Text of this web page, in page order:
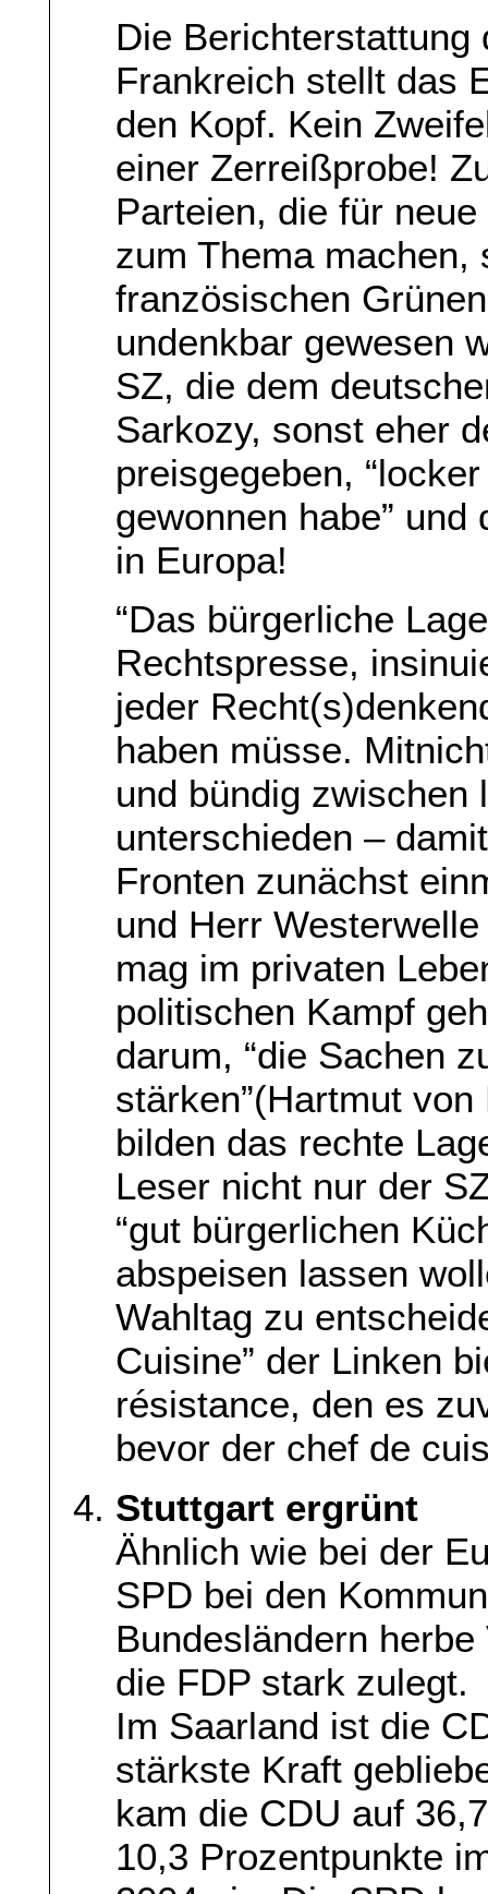
Die
Frankreich stellt das
den Kopf. Kein
einer Zerreißprobe!
Parteien, die für
zum Thema machen,
französischen
undenkbar gewesen
SZ, die dem
Sarkozy, sonst eher
preisgegeben,
gewonnen habe” und
in Europa!
“Das bürgerliche
Rechtspresse,
jeder
haben müsse.
und bündig zwischen
unterschieden –
Fronten zunächst
und Herr
mag im privaten
politischen Kampf
darum, “die Sachen
stärken”(Hartmut
bilden das rechte
Leser nicht nur der
“gut bürgerlichen
abspeisen lassen
Wahltag zu
Cuisine” der Linken
résistance, den es
bevor der chef de
Stuttgart ergrünt
Ähnlich wie bei der
SPD bei den
Bundesländern
die FDP stark zulegt.
Im Saarland ist die
stärkste Kraft
kam die CDU auf
10,3 Prozentpunkte